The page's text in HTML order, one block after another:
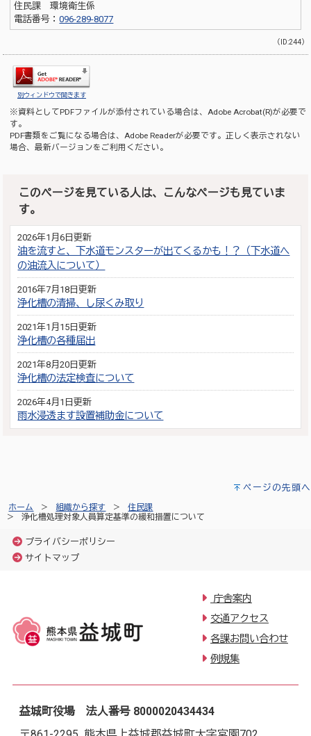
住民課 環境衛生係
電話番号：096-289-8077
（ID:244）
別ウィンドウで開きます
※資料としてPDFファイルが添付されている場合は、Adobe Acrobat(R)が必要で
す。
PDF書類をご覧になる場合は、Adobe Readerが必要です。正しく表示されない
場合、最新バージョンをご利用ください。
このページを見ている人は、こんなページも見ていま
す。
2026年1月6日更新
油を流すと、下水道モンスターが出てくるかも！？（下水道へ
の油流入について）
2016年7月18日更新
浄化槽の清掃、し尿くみ取り
2021年1月15日更新
浄化槽の各種届出
2021年8月20日更新
浄化槽の法定検査について
2026年4月1日更新
雨水浸透ます設置補助金について
ページの先頭へ
ホーム 組織から探す
住民課
浄化槽処理対象人員算定基準の緩和措置について
プライバシーポリシー
サイトマップ
庁舎案内
交通アクセス
各課お問い合わせ
例規集
益城町役場 法人番号 8000020434434